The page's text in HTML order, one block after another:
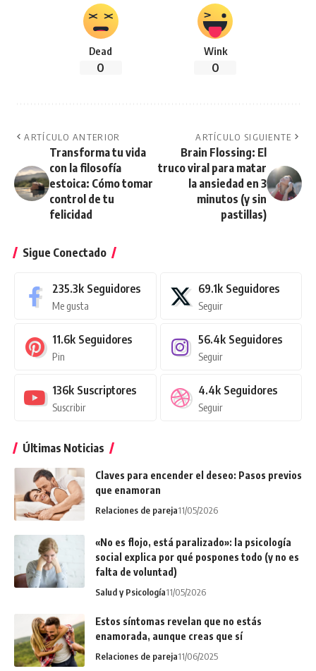
Dead
0
Wink
0
ARTÍCULO ANTERIOR
Transforma tu vida
con la filosofía
estoica: Cómo tomar
control de tu
felicidad
ARTÍCULO SIGUIENTE
Brain Flossing: El
truco viral para matar
la ansiedad en 3
minutos (y sin
pastillas)
Sigue Conectado
235.3k Seguidores
Me gusta
69.1k Seguidores
Seguir
11.6k Seguidores
Pin
56.4k Seguidores
Seguir
136k Suscriptores
Suscribir
4.4k Seguidores
Seguir
Últimas Noticias
Claves para encender el deseo: Pasos previos
que enamoran
Relaciones de pareja11/05/2026
«No es flojo, está paralizado»: la psicología
social explica por qué pospones todo (y no es
falta de voluntad)
Salud y Psicología11/05/2026
Estos síntomas revelan que no estás
enamorada, aunque creas que sí
Relaciones de pareja11/06/2025